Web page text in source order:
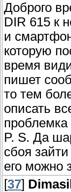
Доброго
DIR 615 к
и
которую
время
пишет
то тем
описать
проблемка
P. S. Да
сбоя
его можно
[37]